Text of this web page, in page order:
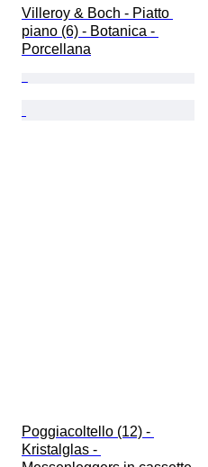
Villeroy & Boch - Piatto
piano (6) - Botanica -
Porcellana
Poggiacoltello (12) -
Kristalglas -